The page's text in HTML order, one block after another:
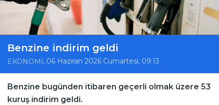
Benzine indirim geldi
EKONOMİ, 06 Haziran 2026 Cumartesi, 09:13
Benzine bugünden itibaren geçerli olmak üzere 53
kuruş indirim geldi.